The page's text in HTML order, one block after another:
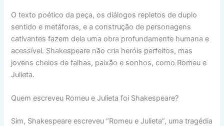
O texto poético da peça, os diálogos repletos de duplo
sentido e metáforas, e a construção de personagens
cativantes fazem dela uma obra profundamente humana e
acessível. Shakespeare não cria heróis perfeitos, mas
jovens cheios de falhas, paixão e sonhos, como Romeu e
Julieta.
Quem escreveu Romeu e Julieta foi Shakespeare?
Sim, Shakespeare escreveu “Romeu e Julieta”, uma tragédia